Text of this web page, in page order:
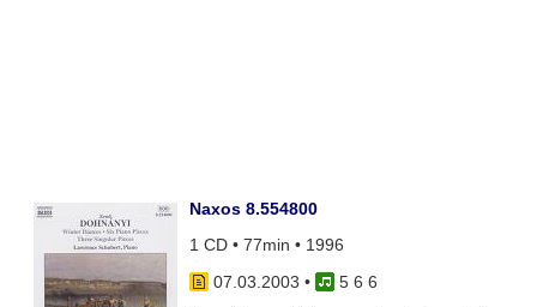
Naxos 8.554800
1 CD • 77min • 1996
07.03.2003 •
5 6 6